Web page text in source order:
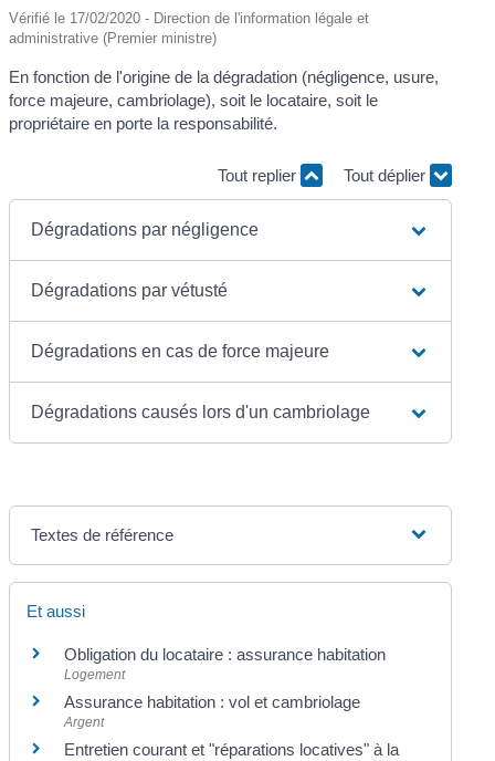
Vérifié le 17/02/2020 - Direction de l'information légale et
administrative (Premier ministre)
En fonction de l'origine de la dégradation (négligence, usure,
force majeure, cambriolage), soit le locataire, soit le
propriétaire en porte la responsabilité.
Tout replier Tout déplier
Dégradations par négligence
Dégradations par vétusté
Dégradations en cas de force majeure
Dégradations causés lors d'un cambriolage
Textes de référence
Et aussi
Obligation du locataire : assurance habitation
Logement
Assurance habitation : vol et cambriolage
Argent
Entretien courant et "réparations locatives" à la